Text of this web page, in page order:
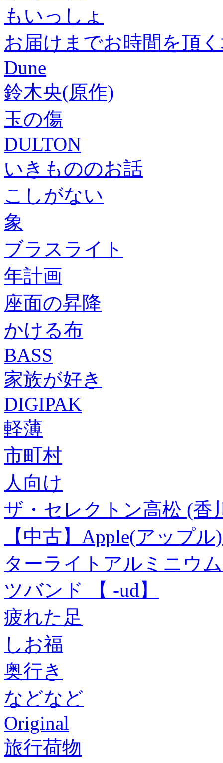
もいっしょ
お届けまでお時間を頂
Dune
鈴木央(原作)
玉の傷
DULTON
いきもののお話
こしがない
象
ブラスライト
年計画
座面の昇降
かける布
BASS
家族が好き
DIGIPAK
軽薄
市町村
人向け
ザ・セレクトン高松 (香
【中古】Apple(アップル
ターライトアルミニウ
ツバンド 【 -ud】
疲れた足
しお福
奥行き
などなど
Original
旅行荷物